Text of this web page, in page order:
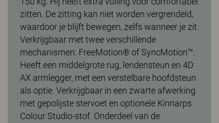
zitten. De zitting kan niet worden vergrendeld,
waardoor je blijft bewegen, zelfs wanneer je zit.
Verkrijgbaar met twee verschillende
mechanismen: FreeMotion® of SyncMotion™.
Heeft een middelgrote rug, lendensteun en 4D
AX armlegger, met een verstelbare hoofdsteun
als optie. Verkrijgbaar in een zwarte afwerking
met gepolijste stervoet en optionele Kinnarps
Colour Studio-stof. Onderdeel van de